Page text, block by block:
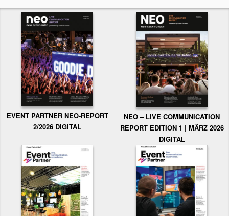
EVENT PARTNER NEO-REPORT
2/2026 DIGITAL
NEO – LIVE COMMUNICATION
REPORT EDITION 1 | MÄRZ 2026
DIGITAL